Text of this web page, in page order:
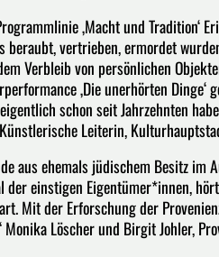
‚Macht und Tradition‘
beraubt, vertrieben, ermordet
Verbleib von persönlichen
‚Die unerhörten Dinge‘
schon seit Jahrzehnten
Leiterin,
aus ehemals jüdischem Besitz
einstigen Eigentümer*innen,
Mit der Erforschung der
Löscher und Birgit Johler,